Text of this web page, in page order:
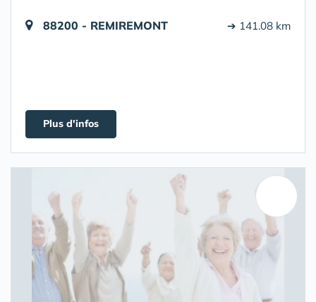
88200 - REMIREMONT ➔ 141.08 km
Plus d'infos